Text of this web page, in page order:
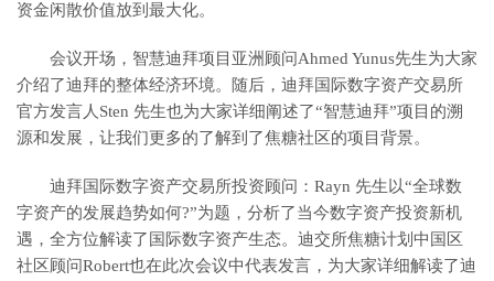
资金闲散价值放到最大化。
会议开场，智慧迪拜项目亚洲顾问Ahmed Yunus先生为大家
介绍了迪拜的整体经济环境。随后，迪拜国际数字资产交易所
官方发言人Sten 先生也为大家详细阐述了“智慧迪拜”项目的溯
源和发展，让我们更多的了解到了焦糖社区的项目背景。
迪拜国际数字资产交易所投资顾问：Rayn 先生以“全球数
字资产的发展趋势如何?”为题，分析了当今数字资产投资新机
遇，全方位解读了国际数字资产生态。迪交所焦糖计划中国区
社区顾问Robert也在此次会议中代表发言，为大家详细解读了迪